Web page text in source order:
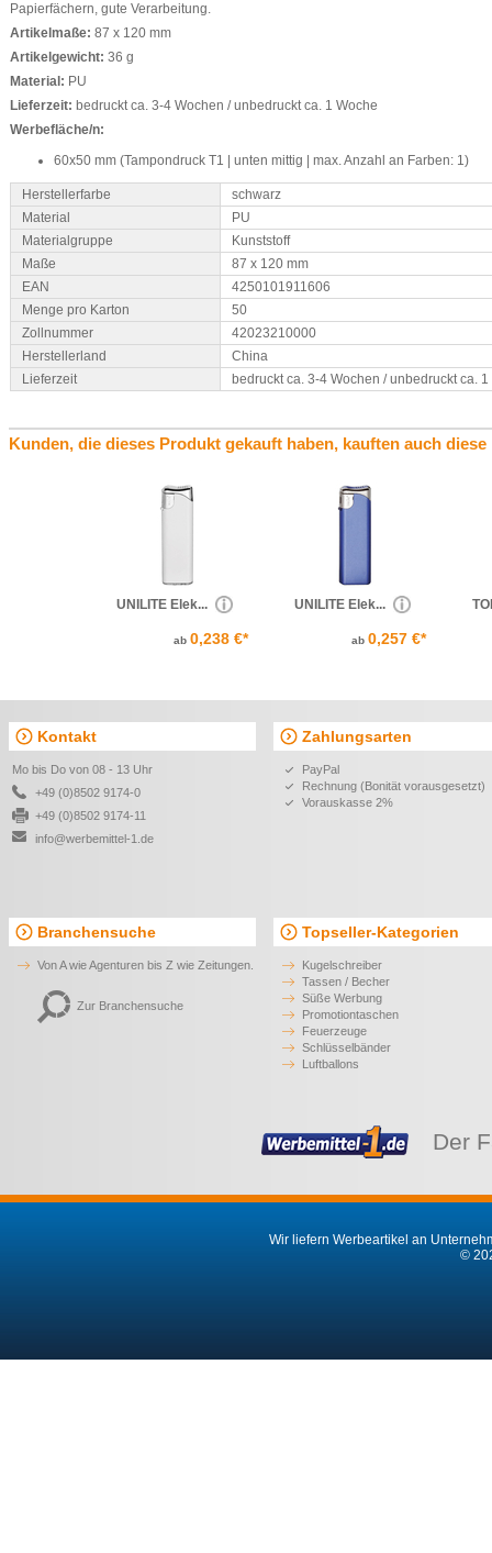
Papierfächern, gute Verarbeitung.
Artikelmaße: 87 x 120 mm
Artikelgewicht: 36 g
Material: PU
Lieferzeit: bedruckt ca. 3-4 Wochen / unbedruckt ca. 1 Woche
Werbefläche/n:
60x50 mm (Tampondruck T1 | unten mittig | max. Anzahl an Farben: 1)
Herstellerfarbe
schwarz
Material
PU
Materialgruppe
Kunststoff
Maße
87 x 120 mm
EAN
4250101911606
Menge pro Karton
50
Zollnummer
42023210000
Herstellerland
China
Lieferzeit
bedruckt ca. 3-4 Wochen / unbedruckt ca. 1
Kunden, die dieses Produkt gekauft haben, kauften auch
UNILITE Elek...
ab 0,238 €*
UNILITE Elek...
ab 0,257 €*
Kontakt
Mo bis Do von 08 - 13 Uhr
+49 (0)8502 9174-0
+49 (0)8502 9174-11
info@werbemittel-1.de
Zahlungsarten
PayPal
Rechnung (Bonität vorausgesetzt)
Vorauskasse 2%
Branchensuche
Von A wie Agenturen bis Z wie Zeitungen.
Zur Branchensuche
Topseller-Kategorien
Kugelschreiber
Tassen / Becher
Süße Werbung
Promotiontaschen
Feuerzeuge
Schlüsselbänder
Luftballons
Der
Wir liefern Werbeartikel an
©